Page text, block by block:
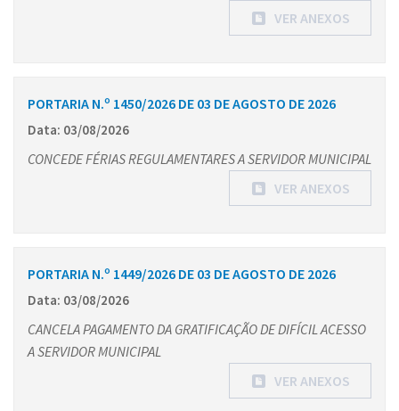
VER ANEXOS
PORTARIA N.º 1450/2026 DE 03 DE AGOSTO DE 2026
Data: 03/08/2026
CONCEDE FÉRIAS REGULAMENTARES A SERVIDOR MUNICIPAL
VER ANEXOS
PORTARIA N.º 1449/2026 DE 03 DE AGOSTO DE 2026
Data: 03/08/2026
CANCELA PAGAMENTO DA GRATIFICAÇÃO DE DIFÍCIL ACESSO
A SERVIDOR MUNICIPAL
VER ANEXOS